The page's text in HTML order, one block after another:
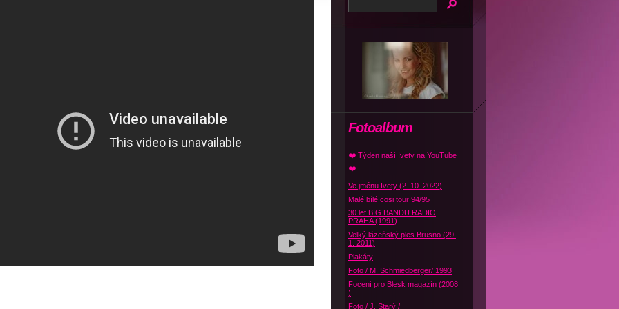
Fotoalbum
❤️ Týden naší Ivety na YouTube
❤️
Ve jménu Ivety (2. 10. 2022)
Malé bílé cosi tour 94/95
30 let BIG BANDU RADIO
PRAHA (1991)
Velký lázeňský ples Brusno (29.
1. 2011)
Plakáty
Foto / M. Schmiedberger/ 1993
Focení pro Blesk magazín (2008
)
Foto / J. Starý /